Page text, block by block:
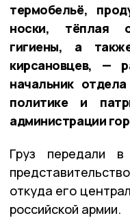
термобельё,
носки, тёплая
гигиены, а
кирсановцев, —
начальник
политике и
администрации
Груз передали
откуда его
российской армии.